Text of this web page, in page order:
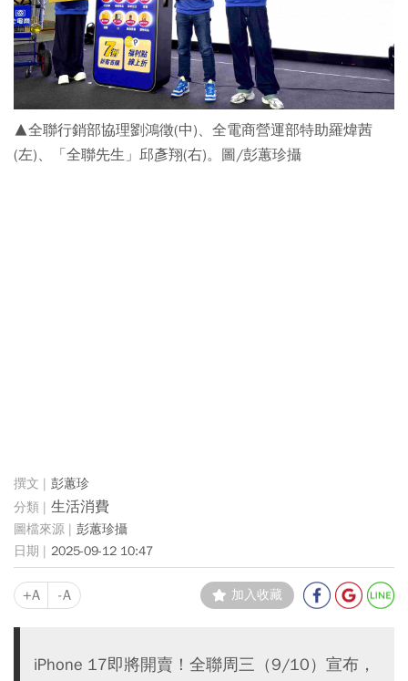
▲全聯行銷部協理劉鴻徵(中)、全電商營運部特助羅煒茜
(左)、「全聯先生」邱彥翔(右)。圖/彭蕙珍攝
彭蕙珍
生活消費
彭蕙珍攝
2025-09-12 10:47
+A -A 加入收藏
iPhone 17即將開賣！全聯周三（9/10）宣布，